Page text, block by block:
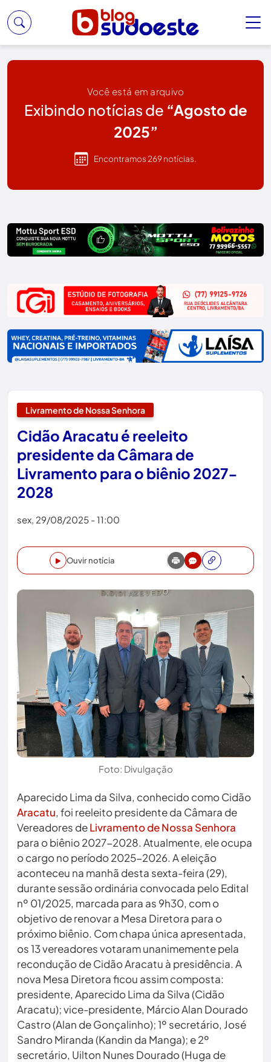
Você está em arquivo
Exibindo notícias de “Agosto de
2025”
Encontramos 269 notícias.
Livramento de Nossa Senhora
Cidão Aracatu é reeleito
presidente da Câmara de
Livramento para o biênio 2027-
2028
sex, 29/08/2025 - 11:00
Ouvir notícia
Foto: Divulgação
Aparecido Lima da Silva, conhecido como Cidão
Aracatu, foi reeleito presidente da Câmara de
Vereadores deLivramento de Nossa Senhora
para o biênio 2027-2028. Atualmente, ele ocupa
o cargo no período 2025-2026. A eleição
aconteceu na manhã desta sexta-feira (29),
durante sessão ordinária convocada pelo Edital
nº 01/2025, marcada para as 9h30, com o
objetivo de renovar a Mesa Diretora para o
próximo biênio. Com chapa única apresentada,
os 13 vereadores votaram unanimemente pela
recondução de Cidão Aracatu à presidência. A
nova Mesa Diretora ficou assim composta:
presidente, Aparecido Lima da Silva (Cidão
Aracatu); vice-presidente, Márcio Alan Dourado
Castro (Alan de Gonçalinho); 1º secretário, José
Sandro Miranda (Kandin da Manga); e 2º
secretário, Uilton Nunes Dourado (Huga de